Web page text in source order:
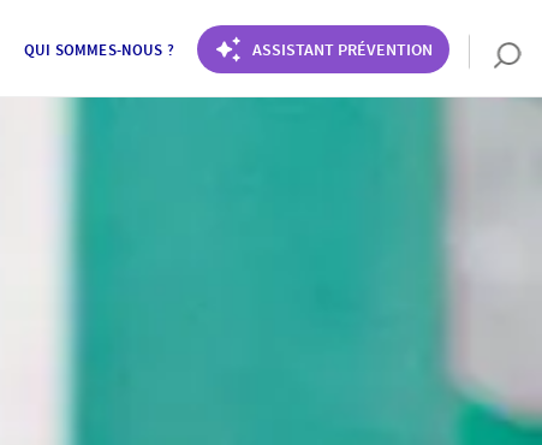
QUI SOMMES-NOUS ? ASSISTANT PRÉVENTION